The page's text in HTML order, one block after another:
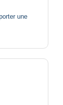
une